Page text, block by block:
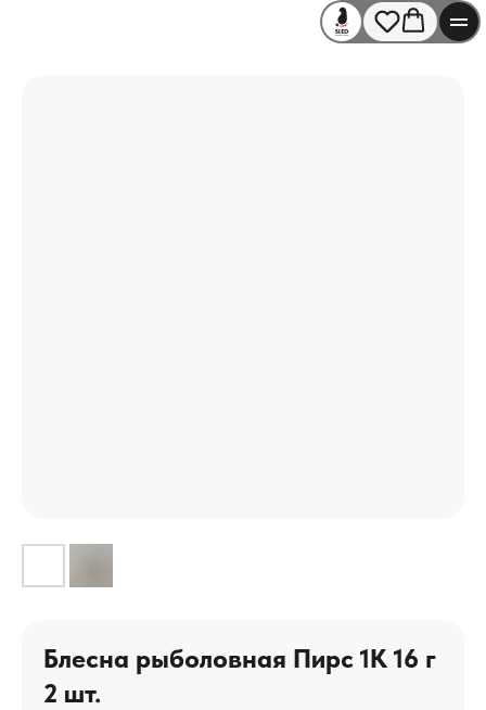
Блесна рыболовная Пирс 1К 16 г
2 шт.